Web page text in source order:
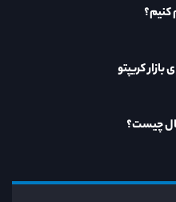
کنیم؟
کریپتو
چیست؟